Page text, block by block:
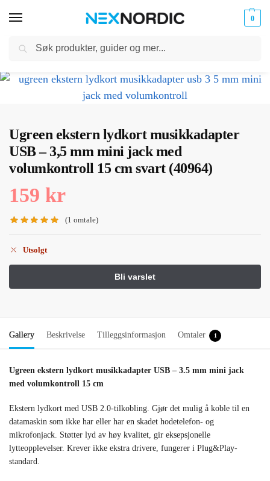
0
til
Kabler
Ugreen ekstern lydkort musikkadapter
USB – 3,5 mm mini jack med
volumkontroll 15 cm svart (40964)
159 kr
(1 omtale)
Utsolgt
Gallery Beskrivelse Tilleggsinformasjon Omtaler 1
Ugreen ekstern lydkort musikkadapter USB – 3.5 mm mini jack
med volumkontroll 15 cm
Ekstern lydkort med USB 2.0-tilkobling. Gjør det mulig å koble til en
datamaskin som ikke har eller har en skadet hodetelefon- og
mikrofonjack. Støtter lyd av høy kvalitet, gir eksepsjonelle
lytteopplevelser. Krever ikke ekstra drivere, fungerer i Plug&Play-
standard.